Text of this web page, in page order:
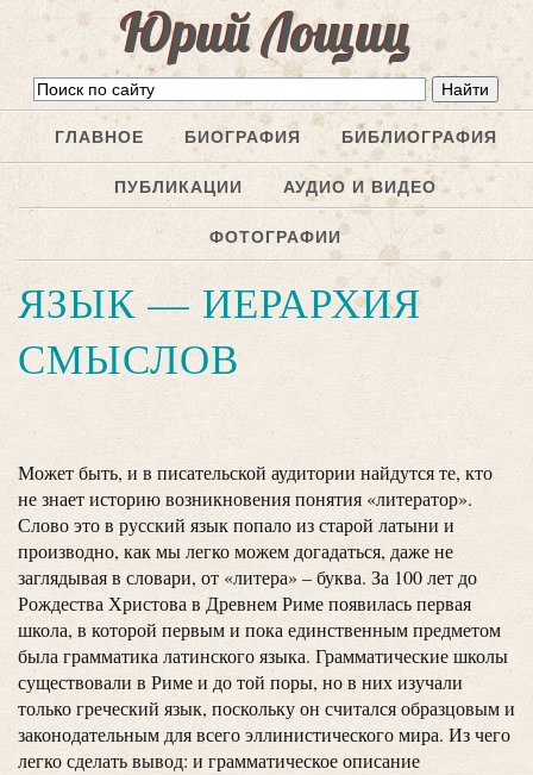
Юрий Лощиц
ГЛАВНОЕ БИОГРАФИЯ БИБЛИОГРАФИЯ
ПУБЛИКАЦИИ АУДИО И ВИДЕО
ФОТОГРАФИИ
ЯЗЫК — ИЕРАРХИЯ
СМЫСЛОВ
Может быть, и в писательской аудитории найдутся те, кто
не знает историю возникновения понятия «литератор».
Слово это в русский язык попало из старой латыни и
производно, как мы легко можем догадаться, даже не
заглядывая в словари, от «литера» – буква. За 100 лет до
Рождества Христова в Древнем Риме появилась первая
школа, в которой первым и пока единственным предметом
была грамматика латинского языка. Грамматические школы
существовали в Риме и до той поры, но в них изучали
только греческий язык, поскольку он считался образцовым и
законодательным для всего эллинистического мира. Из чего
легко сделать вывод: и грамматическое описание